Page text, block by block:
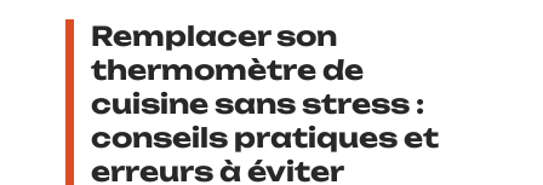
Remplacer son
thermomètre de
cuisine sans stress :
conseils pratiques et
erreurs à éviter